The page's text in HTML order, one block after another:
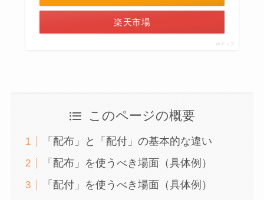
楽天市場
ポチップ
このページの概要
「配布」と「配付」の基本的な違い
「配布」を使うべき場面（具体例）
「配付」を使うべき場面（具体例）